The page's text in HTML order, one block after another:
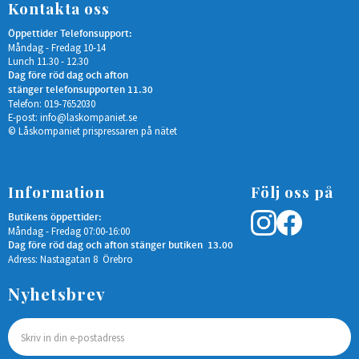
Kontakta oss
Öppettider Telefonsupport:
Måndag - Fredag 10-14
Lunch 11.30 - 12.30
Dag före röd dag och afton
stänger telefonsupporten 11.30
Telefon: 019-7652030
E-post: info@laskompaniet.se
© Låskompaniet prispressaren på nätet
Information
Butikens öppettider:
Måndag - Fredag 07:00-16:00
Dag före röd dag och afton stänger butiken 13.00
Adress: Nastagatan 8 Örebro
Följ oss på
Nyhetsbrev